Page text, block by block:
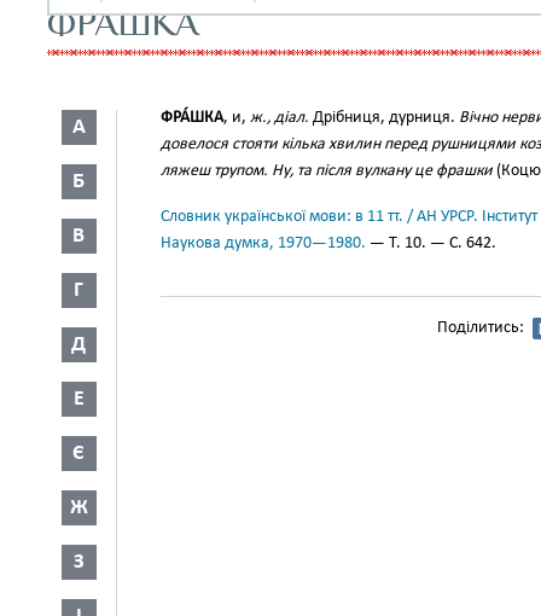
ФРАШКА
А
Б
В
Г
Д
Е
Є
Ж
З
ФРА́ШКА, и, ж., діал. Дрібниця, дурниця. Вічно
довелося стояти кілька хвилин перед рушницями
ляжеш трупом. Ну, та після вулкану це фрашки
Словник української мови: в 11 тт. / АН УРСР.
Наукова думка, 1970—1980. — Т. 10. — С. 642.
Поділитись: